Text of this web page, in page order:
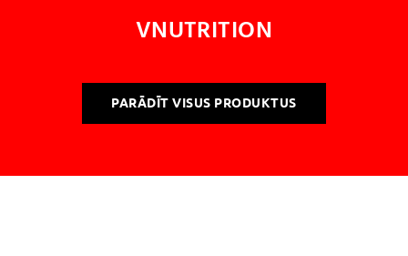
VNUTRITION
PARĀDĪT VISUS PRODUKTUS